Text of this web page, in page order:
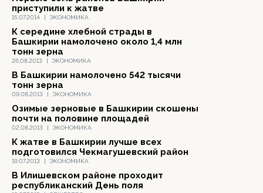
15.07.2014 | ЭКОНОМИКА
приступили к жатве
26.08.2013 | ЭКОНОМИКА
К середине хлебной страды в
Башкирии намолочено около 1,4 млн
тонн зерна
09.08.2013 | ЭКОНОМИКА
В Башкирии намолочено 542 тысячи
тонн зерна
02.08.2013 | ЭКОНОМИКА
Озимые зерновые в Башкирии скошены
почти на половине площадей
19.07.2013 | ЭКОНОМИКА
К жатве в Башкирии лучше всех
подготовился Чекмагушевский район
В Илишевском районе проходит
республиканский День поля